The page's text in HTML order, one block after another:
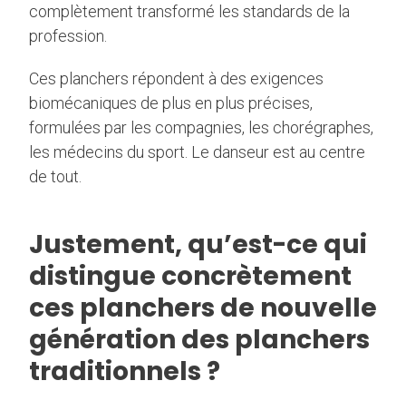
complètement transformé les standards de la
profession.
Ces planchers répondent à des exigences
biomécaniques de plus en plus précises,
formulées par les compagnies, les chorégraphes,
les médecins du sport. Le danseur est au centre
de tout.
Justement, qu’est-ce qui
distingue concrètement
ces planchers de nouvelle
génération des planchers
traditionnels ?